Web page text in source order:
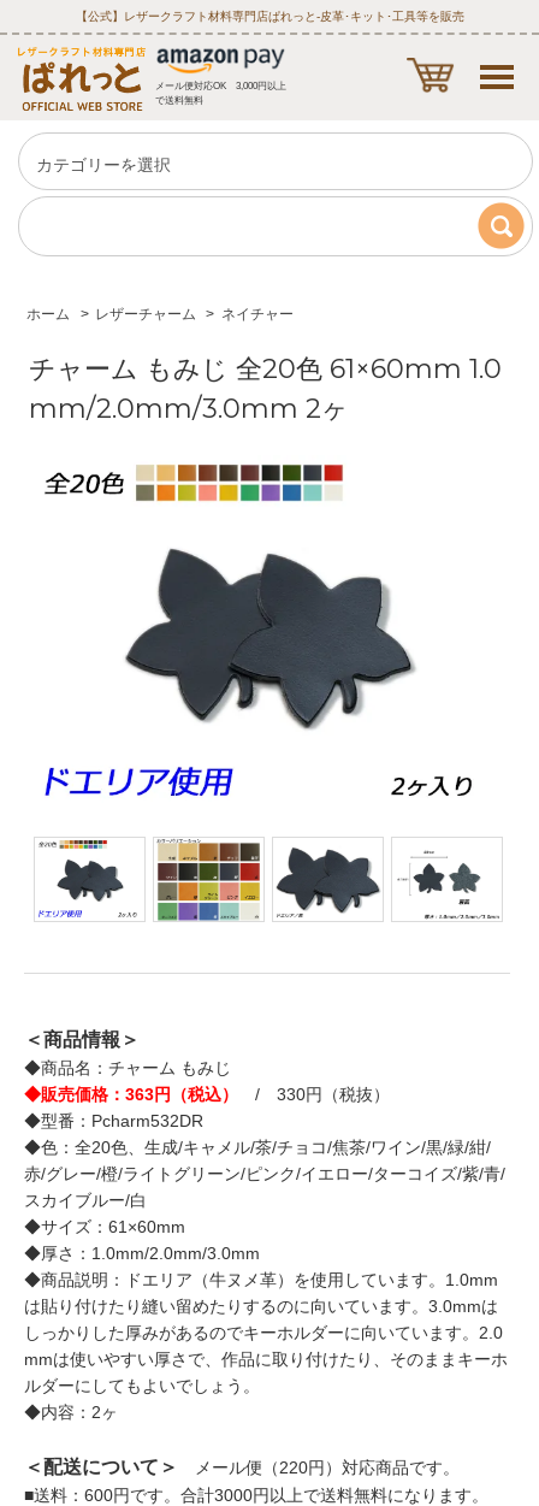
【公式】レザークラフト材料専門店ぱれっと‐皮革･キット･工具等を販売
メール便対応OK 3,000円以上
で送料無料
ホーム > レザーチャーム > ネイチャー
チャーム もみじ 全20色 61×60mm 1.0
mm/2.0mm/3.0mm 2ヶ
＜商品情報＞
◆商品名：チャーム もみじ
◆販売価格：363円（税込）
/ 330円（税抜）
◆型番：Pcharm532DR
◆色：全20色、生成/キャメル/茶/チョコ/焦茶/ワイン/黒/緑/紺/
赤/グレー/橙/ライトグリーン/ピンク/イエロー/ターコイズ/紫/青/
スカイブルー/白
◆サイズ：61×60mm
◆厚さ：1.0mm/2.0mm/3.0mm
◆商品説明：ドエリア（牛ヌメ革）を使用しています。1.0mm
は貼り付けたり縫い留めたりするのに向いています。3.0mmは
しっかりした厚みがあるのでキーホルダーに向いています。2.0
mmは使いやすい厚さで、作品に取り付けたり、そのままキーホ
ルダーにしてもよいでしょう。
◆内容：2ヶ
＜配送について＞
メール便（220円）対応商品です。
■送料：600円です。合計3000円以上で送料無料になります。